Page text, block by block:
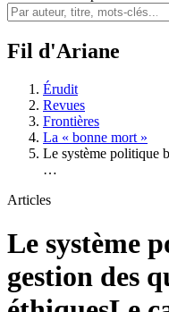
Fil d'Ariane
Érudit
Revues
Frontières
La « bonne mort »
Le système politique
…
Articles
Le système
gestion des